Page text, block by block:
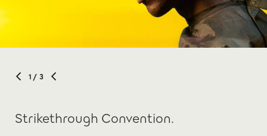
1 / 3
Strikethrough Convention.